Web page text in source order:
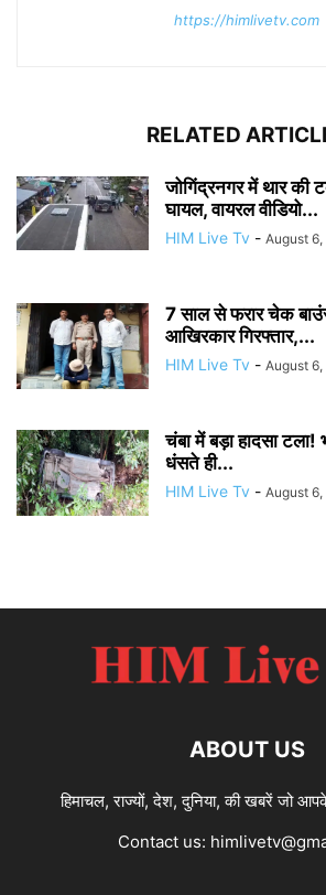
https://himlivetv.com
RELATED
जोगिंद्रनगर में थार
घायल, वायरल वीडियो...
HIM Live Tv - August
7 साल से फरार चेक
आखिरकार गिरफ्तार,...
HIM Live Tv - August
चंबा में बड़ा हादसा
धंसते ही...
HIM Live Tv - August
ABOUT US
हिमाचल, राज्यों, देश, दुनिया, की खबरें जो
Contact us: